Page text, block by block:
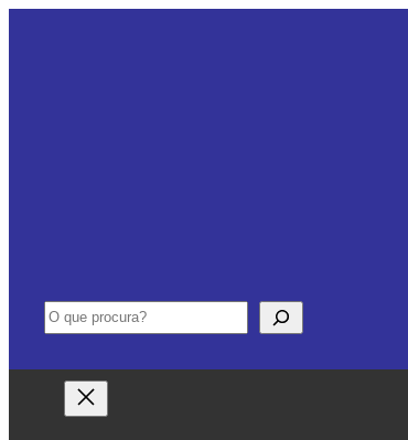
Pesquisar